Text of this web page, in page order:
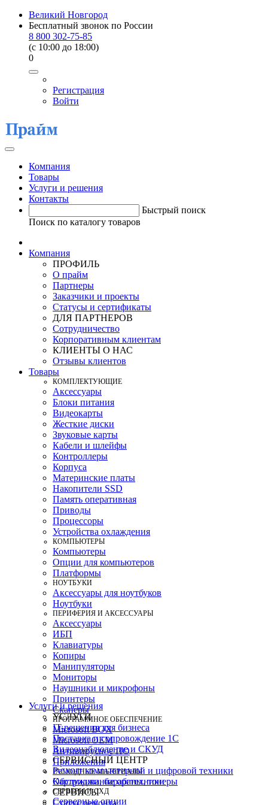
Великий Новгород
Бесплатный звонок по России
8 800 302-75-85
(c 10:00 до 18:00)
0
Регистрация
Войти
Компания
Товары
Услуги и решения
Контакты
Быстрый поиск
Поиск по каталогу товаров
Компания
ПРОФИЛЬ
О прайм
Партнеры
Заказчики и проекты
Статусы и сертификаты
ДЛЯ ПАРТНЕРОВ
Сотрудничество
Корпоративным клиентам
КЛИЕНТЫ О НАС
Отзывы клиентов
Товары
КOМПЛЕКТУЮЩИЕ
Аксессуары
Блоки питания
Видеокарты
Жесткие диски
Звуковые карты
Кабели и шлейфы
Контроллеры
Корпуса
Материнские платы
Накопители SSD
Память оперативная
Приводы
Процессоры
Устройства охлаждения
КОМПЬЮТЕРЫ
Компьютеры
Опции для компьютеров
Платформы
НОУТБУКИ
Аксессуары для ноутбуков
Ноутбуки
ПЕРИФЕРИЯ И АКСЕССУАРЫ
Аксессуары
ИБП
Клавиатуры
Копиры
Манипуляторы
Мониторы
Наушники и микрофоны
Принтеры
Сканеры
ПРОГРАММНОЕ ОБЕСПЕЧЕНИЕ
Microsoft BOX
Microsoft OEM
Антивирусное ПО
Приложения
РАСХОДНЫЕ МАТЕРИАЛЫ
Картриджи, барабаны, тонеры
СЕРВЕРЫ И СХД
Серверные опции
Услуги и решения
УСЛУГИ
IT-решения для бизнеса
Поставка и сопровождение 1C
Видеонаблюдение и СКУД
СЕРВИСНЫЙ ЦЕНТР
Ремонт компьютерной и цифровой техники
Обслуживание оргтехники
СЕРВИСЫ
Статус ремонта